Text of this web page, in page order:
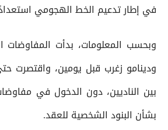
في إطار تدعيم الخط الهجومي
وبحسب المعلومات، بدأت المفاوضات
ودينامو زغرب قبل يومين، واقتصرت
بين الناديين، دون الدخول في
بشأن البنود الشخصية للعقد.